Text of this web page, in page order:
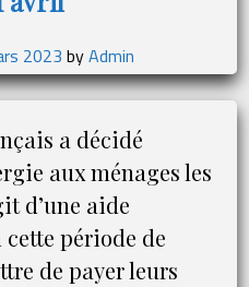
un
développement
responsable,
selon
Imad
Lahoud
2023 byAdmin
a décidé
aux ménages les
d’une aide
période de
de payer leurs